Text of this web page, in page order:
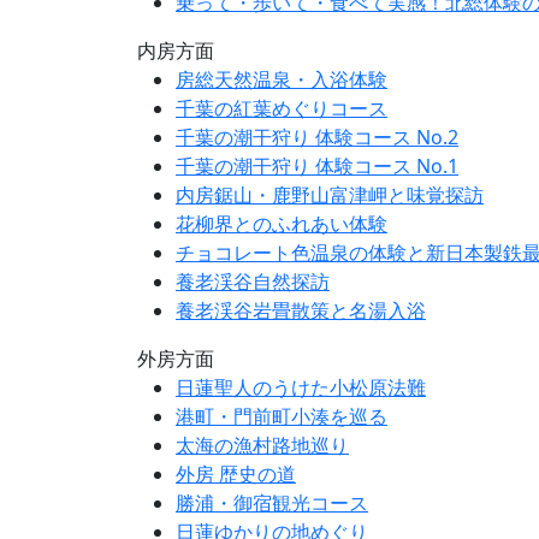
内房方面
房総天然温泉・入浴体験
千葉の紅葉めぐりコース
千葉の潮干狩り 体験コース No.2
千葉の潮干狩り 体験コース No.1
内房鋸山・鹿野山富津岬と味覚探訪
花柳界とのふれあい体験
チョコレート色温泉の体験と新日本製鉄
養老渓谷自然探訪
養老渓谷岩畳散策と名湯入浴
外房方面
日蓮聖人のうけた小松原法難
港町・門前町小湊を巡る
太海の漁村路地巡り
外房 歴史の道
勝浦・御宿観光コース
日蓮ゆかりの地めぐり